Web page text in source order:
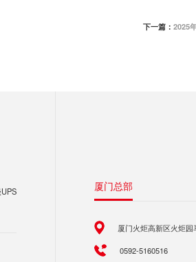
下一篇：2025
厦门总部
厦门火炬高新区火炬园
0592-5160516